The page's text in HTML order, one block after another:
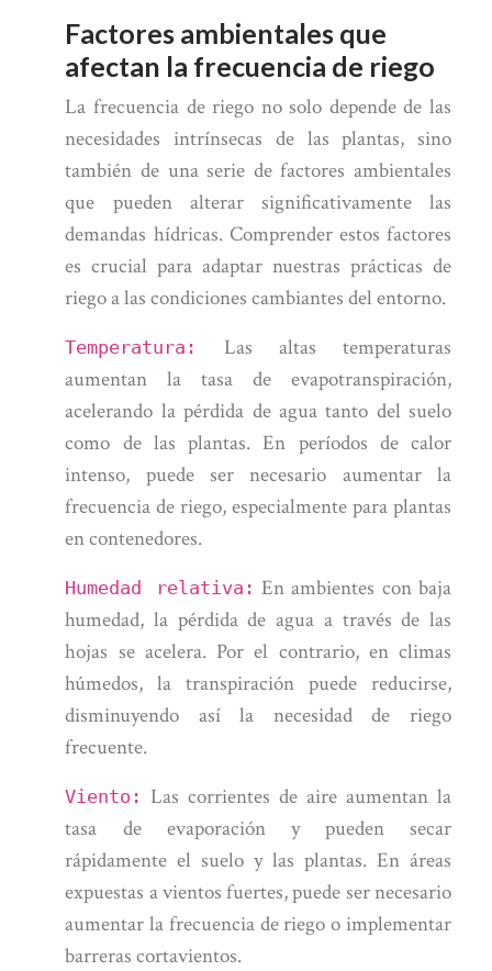
Factores ambientales que
afectan la frecuencia de riego
La frecuencia de riego no solo depende de las
necesidades intrínsecas de las plantas, sino
también de una serie de factores ambientales
que pueden alterar significativamente las
demandas hídricas. Comprender estos factores
es crucial para adaptar nuestras prácticas de
riego a las condiciones cambiantes del entorno.
Temperatura:
Las altas temperaturas
aumentan la tasa de evapotranspiración,
acelerando la pérdida de agua tanto del suelo
como de las plantas. En períodos de calor
intenso, puede ser necesario aumentar la
frecuencia de riego, especialmente para plantas
en contenedores.
Humedad relativa: En ambientes con baja
humedad, la pérdida de agua a través de las
hojas se acelera. Por el contrario, en climas
húmedos, la transpiración puede reducirse,
disminuyendo así la necesidad de riego
frecuente.
Viento:
Las corrientes de aire aumentan la
tasa de evaporación y pueden secar
rápidamente el suelo y las plantas. En áreas
expuestas a vientos fuertes, puede ser necesario
aumentar la frecuencia de riego o implementar
barreras cortavientos.